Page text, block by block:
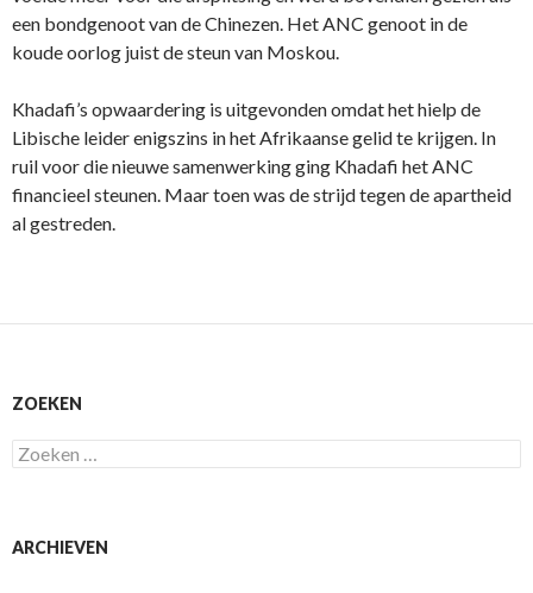
een bondgenoot van de Chinezen. Het ANC genoot in de
koude oorlog juist de steun van Moskou.
Khadafi’s opwaardering is uitgevonden omdat het hielp de
Libische leider enigszins in het Afrikaanse gelid te krijgen. In
ruil voor die nieuwe samenwerking ging Khadafi het ANC
financieel steunen. Maar toen was de strijd tegen de apartheid
al gestreden.
ZOEKEN
Zoeken
naar:
ARCHIEVEN